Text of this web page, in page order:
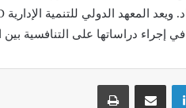
إجراء دراساتها على التنافسية بين
لينكدإن